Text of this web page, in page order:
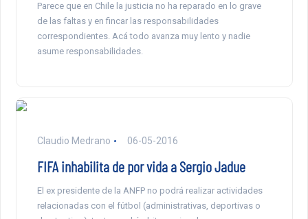
Parece que en Chile la justicia no ha reparado en lo grave
de las faltas y en fincar las responsabilidades
correspondientes. Acá todo avanza muy lento y nadie
asume responsabilidades.
Claudio Medrano 06-05-2016
FIFA inhabilita de por vida a Sergio Jadue
El ex presidente de la ANFP no podrá realizar actividades
relacionadas con el fútbol (administrativas, deportivas o